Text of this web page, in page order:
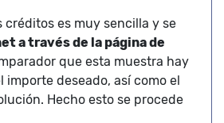
créditos es muy sencilla y se
a través de la página de
que esta muestra hay
importe deseado, así como el
Hecho esto se procede